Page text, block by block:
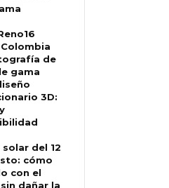
de
gama
3D:
solar del 12
cómo
con el
dañar la